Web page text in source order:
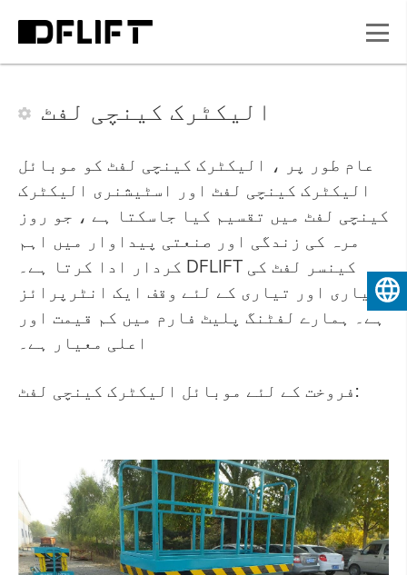
الیکٹرک کینچی لفٹ
عام طور پر ، الیکٹرک کینچی لفٹ کو موبائل
الیکٹرک کینچی لفٹ اور اسٹیشنری الیکٹرک
کینچی لفٹ میں تقسیم کیا جاسکتا ہے ، جو روز
مرہ کی زندگی اور صنعتی پیداوار میں اہم
کردار ادا کرتا ہے۔ DFLIFT کینسر لفٹ کی
تیاری اور تیاری کے لئے وقف ایک انٹرپرائز
ہے۔ ہمارے لفٹنگ پلیٹ فارم میں کم قیمت اور
اعلی معیار ہے۔
فروخت کے لئے موبائل الیکٹرک کینچی لفٹ:
اردو